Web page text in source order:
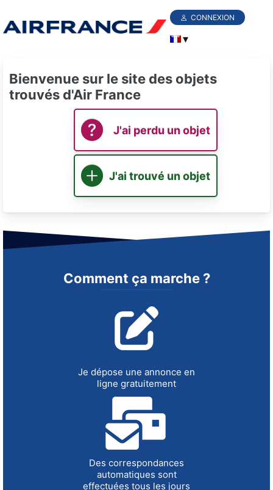
CONNEXION
Bienvenue sur le site des objets
trouvés d'Air France
J'ai perdu un objet
J'ai trouvé un objet
Comment ça marche ?
Je dépose une annonce en
ligne gratuitement
Des correspondances
automatiques sont
effectuées tous les jours